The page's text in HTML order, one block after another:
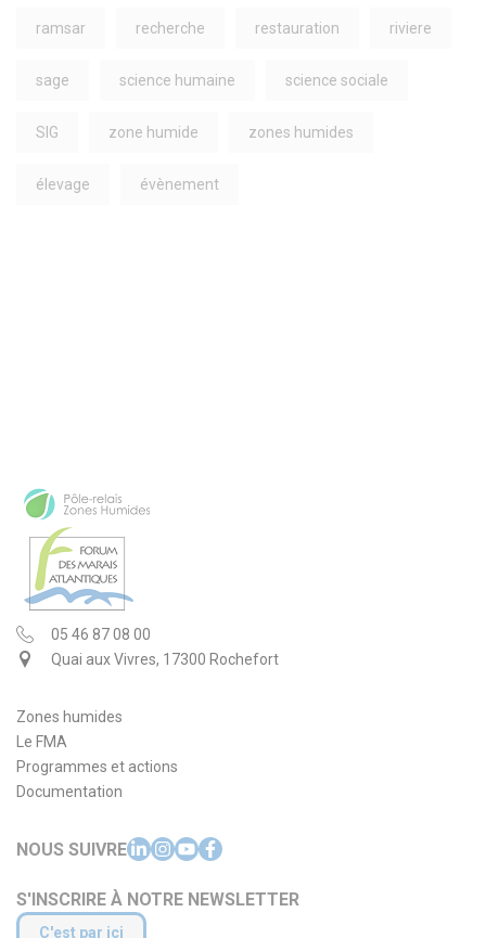
ramsar recherche restauration riviere
sage science humaine science sociale
SIG zone humide zones humides
élevage évènement
05 46 87 08 00
Quai aux Vivres, 17300 Rochefort
Zones humides
Le FMA
Programmes et actions
Documentation
NOUS SUIVRE
S'INSCRIRE À NOTRE NEWSLETTER
C'est par ici